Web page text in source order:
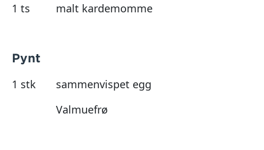
1 ts
malt kardemomme
Pynt
1 stk
sammenvispet egg
Valmuefrø